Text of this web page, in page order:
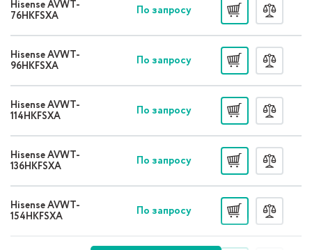
Hisense AVWT-
76HKFSXA
По запросу
Hisense AVWT-
96HKFSXA
По запросу
Hisense AVWT-
114HKFSXA
По запросу
Hisense AVWT-
136HKFSXA
По запросу
Hisense AVWT-
154HKFSXA
По запросу